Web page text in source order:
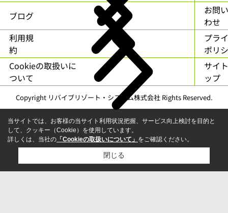
ブログ
お問
わせ
利用規
約
プラ
ポリ
Cookieの取扱いに
ついて
サイ
ップ
Copyright リバイブリゾート・システム株式会社 Rights Reserved.
当サイトでは、お客様の当サイト利用状況把握、サービス向上検討を目的と
して、クッキー（Cookie）を使用しています。
詳しくは、当社の 「Cookieの取扱いについて」 をご確認ください。
閉じる